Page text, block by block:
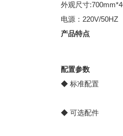
外观尺寸
电源：220V/50HZ
产品特点
配置参数
◆ 标准配置
◆ 可选配件